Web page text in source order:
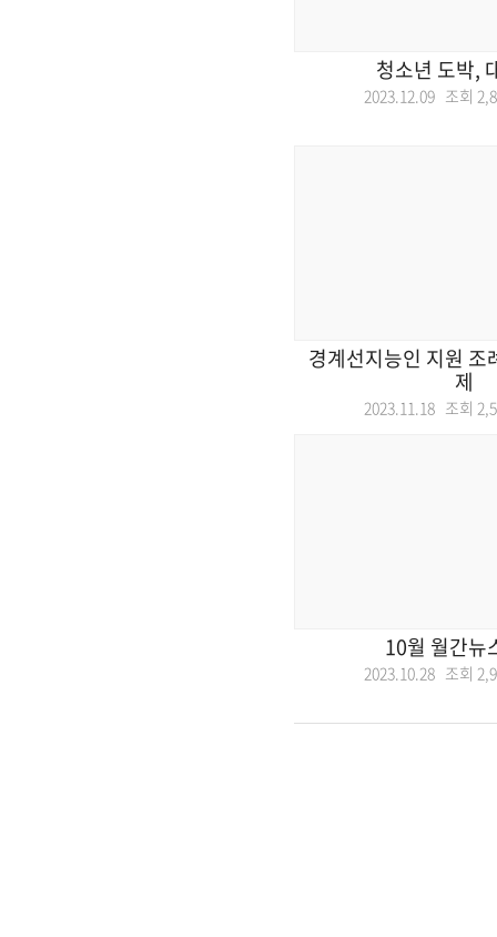
청소년 도박,
2023.12.09 조회
경계선지능인 지원 조
제
2023.11.18 조회
10월 월간뉴
2023.10.28 조회